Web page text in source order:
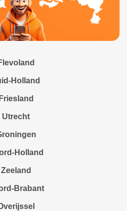
Holland
Friesland
Utrecht
Holland
Zeeland
Brabant